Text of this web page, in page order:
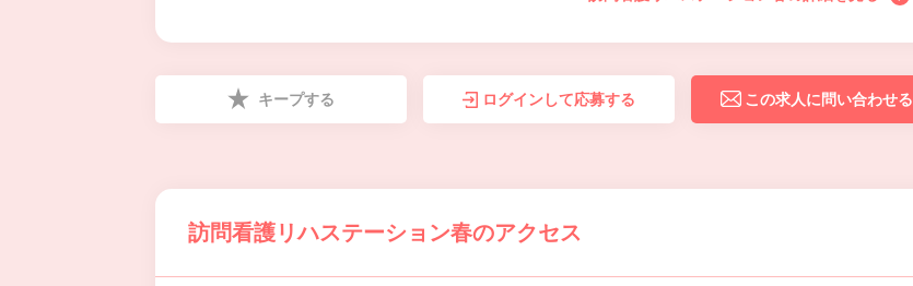
キープする ログインして応募する この求人に問い合わせる
訪問看護リハステーション春のアクセス